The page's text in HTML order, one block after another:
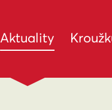
Aktuality (current)